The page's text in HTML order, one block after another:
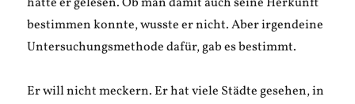
bestimmen konnte, wusste er nicht. Aber irgendeine
Untersuchungsmethode dafür, gab es bestimmt.
Er will nicht meckern. Er hat viele Städte gesehen, in